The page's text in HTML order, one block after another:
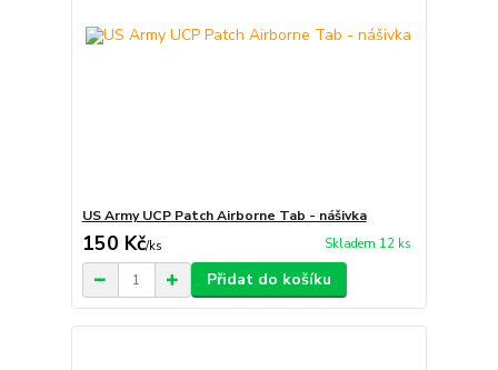
US Army UCP Patch Airborne Tab - nášivka
150 Kč/ks Skladem 12 ks
Přidat do košíku